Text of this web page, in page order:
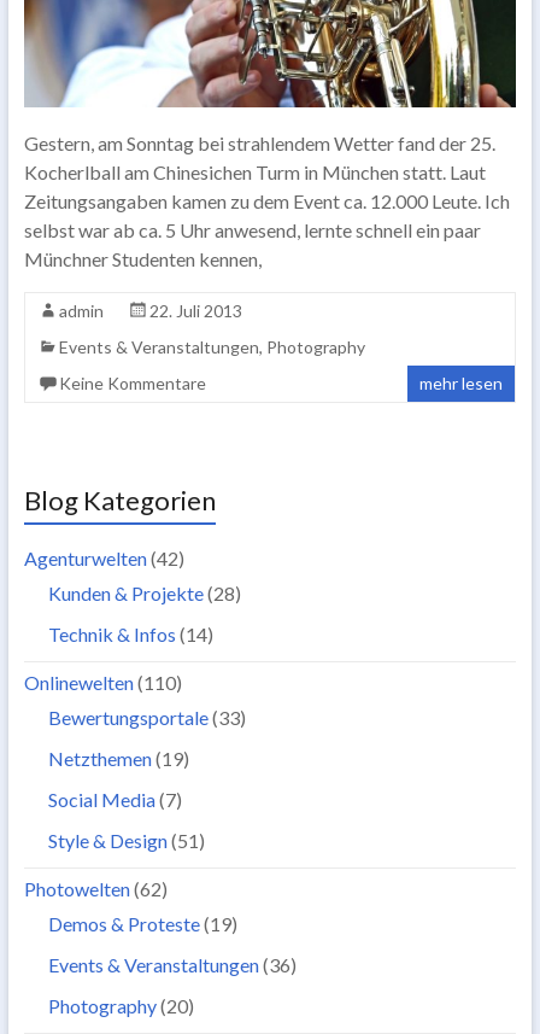
Gestern, am Sonntag bei strahlendem Wetter fand der 25.
Kocherlball am Chinesichen Turm in München statt. Laut
Zeitungsangaben kamen zu dem Event ca. 12.000 Leute. Ich
selbst war ab ca. 5 Uhr anwesend, lernte schnell ein paar
Münchner Studenten kennen,
admin
22. Juli 2013
Events & Veranstaltungen, Photography
Keine Kommentare
mehr lesen
Blog Kategorien
Agenturwelten(42)
Kunden & Projekte(28)
Technik & Infos (14)
Onlinewelten(110)
Bewertungsportale(33)
Netzthemen(19)
Social Media(7)
Style & Design(51)
Photowelten(62)
Demos & Proteste(19)
Events & Veranstaltungen(36)
Photography(20)